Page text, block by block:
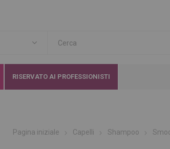
RISERVATO AI PROFESSIONISTI
Pagina iniziale Capelli Shampoo